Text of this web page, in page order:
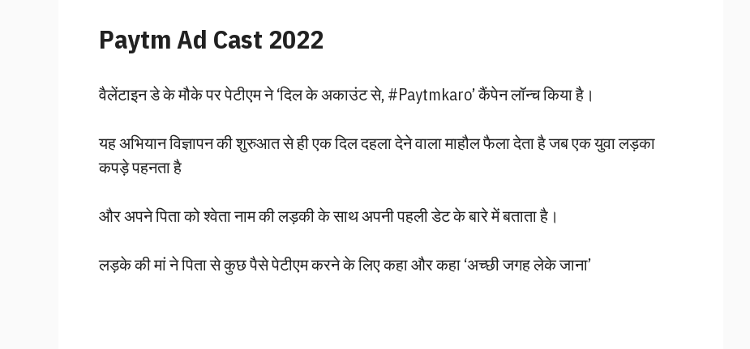
Paytm Ad Cast 2022
वैलेंटाइन डे के मौके पर पेटीएम ने ‘दिल के अकाउंट से, #Paytmkaro’ कैंपेन लॉन्च किया है।
यह अभियान विज्ञापन की शुरुआत से ही एक दिल दहला देने वाला माहौल फैला देता है जब एक युवा लड़का
कपड़े पहनता है
और अपने पिता को श्वेता नाम की लड़की के साथ अपनी पहली डेट के बारे में बताता है।
लड़के की मां ने पिता से कुछ पैसे पेटीएम करने के लिए कहा और कहा ‘अच्छी जगह लेके जाना’